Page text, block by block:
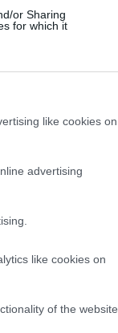
or Sharing
for which it
like cookies on
advertising
like cookies on
of the website
του
γίνεται
αυτή τη
σε όσα
πρέποντα
και
νομικών
του ΕΣ
του